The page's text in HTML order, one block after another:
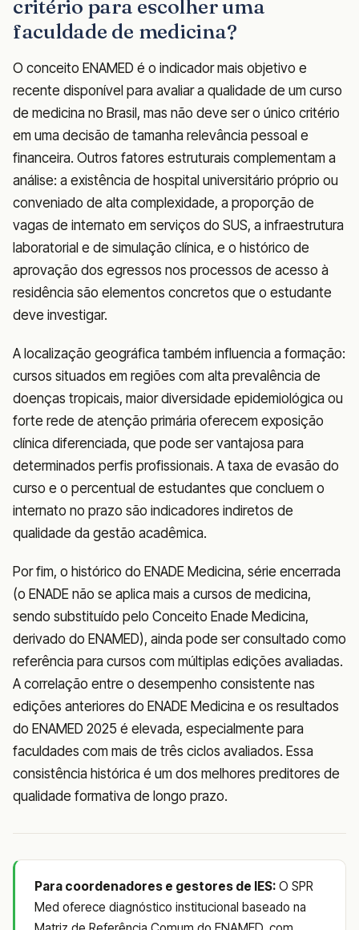
critério para escolher uma
faculdade de medicina?
O conceito ENAMED é o indicador mais objetivo e
recente disponível para avaliar a qualidade de um curso
de medicina no Brasil, mas não deve ser o único critério
em uma decisão de tamanha relevância pessoal e
financeira. Outros fatores estruturais complementam a
análise: a existência de hospital universitário próprio ou
conveniado de alta complexidade, a proporção de
vagas de internato em serviços do SUS, a infraestrutura
laboratorial e de simulação clínica, e o histórico de
aprovação dos egressos nos processos de acesso à
residência são elementos concretos que o estudante
deve investigar.
A localização geográfica também influencia a formação:
cursos situados em regiões com alta prevalência de
doenças tropicais, maior diversidade epidemiológica ou
forte rede de atenção primária oferecem exposição
clínica diferenciada, que pode ser vantajosa para
determinados perfis profissionais. A taxa de evasão do
curso e o percentual de estudantes que concluem o
internato no prazo são indicadores indiretos de
qualidade da gestão acadêmica.
Por fim, o histórico do ENADE Medicina, série encerrada
(o ENADE não se aplica mais a cursos de medicina,
sendo substituído pelo Conceito Enade Medicina,
derivado do ENAMED), ainda pode ser consultado como
referência para cursos com múltiplas edições avaliadas.
A correlação entre o desempenho consistente nas
edições anteriores do ENADE Medicina e os resultados
do ENAMED 2025 é elevada, especialmente para
faculdades com mais de três ciclos avaliados. Essa
consistência histórica é um dos melhores preditores de
qualidade formativa de longo prazo.
Para coordenadores e gestores de IES: O SPR
Med oferece diagnóstico institucional baseado na